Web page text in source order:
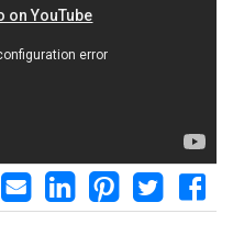
Share on Facebook
Tweet
Pin it
LinkedIn